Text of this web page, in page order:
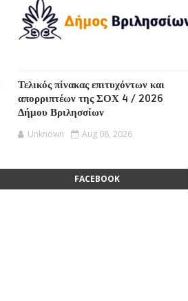
Τελικός πίνακας επιτυχόντων και
απορριπτέων της ΣΟΧ 4 / 2026
Δήμου Βριλησσίων
Unknown Aug 08, 2026
FACEBOOK